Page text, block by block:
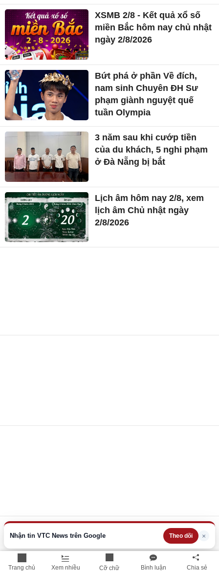
Trang chủ Xem nhiều Cỡ chữ Bình luận Chia sẻ
Nhận tin VTC News trên Google Theo dõi ×
XSMB 2/8 - Kết quả xổ số
miền Bắc hôm nay chủ nhật
ngày 2/8/2026
Bứt phá ở phần Về đích,
nam sinh Chuyên ĐH Sư
phạm giành nguyệt quế
tuần Olympia
3 năm sau khi cướp tiền
của du khách, 5 nghi phạm
ở Đà Nẵng bị bắt
Lịch âm hôm nay 2/8, xem
lịch âm Chủ nhật ngày
2/8/2026